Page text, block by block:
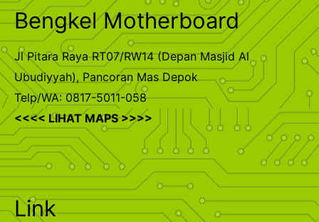
Bengkel Motherboard
Jl Pitara Raya RT07/RW14 (Depan Masjid Al
Ubudiyyah), Pancoran Mas Depok
Telp/WA: 0817-5011-058
<<<< LIHAT MAPS >>>>
Link